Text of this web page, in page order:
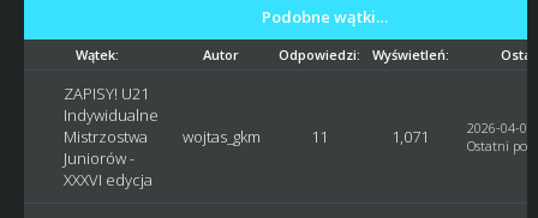
Podobne wątki…
Wątek: Autor Odpowiedzi: Wyświetleń:
ZAPISY! U21
Indywidualne
Mistrzostwa
Juniorów -
XXXVI edycja
wojtas_gkm 11 1,071
2026-04-
Ostatni post